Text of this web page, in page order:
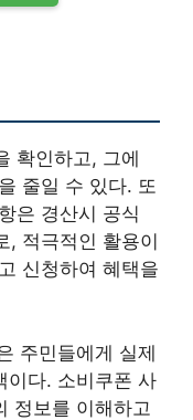
확인하고, 그에
줄일 수 있다. 또
은 경산시 공식
, 적극적인 활용이
신청하여 혜택을
주민들에게 실제
이다. 소비쿠폰 사
정보를 이해하고